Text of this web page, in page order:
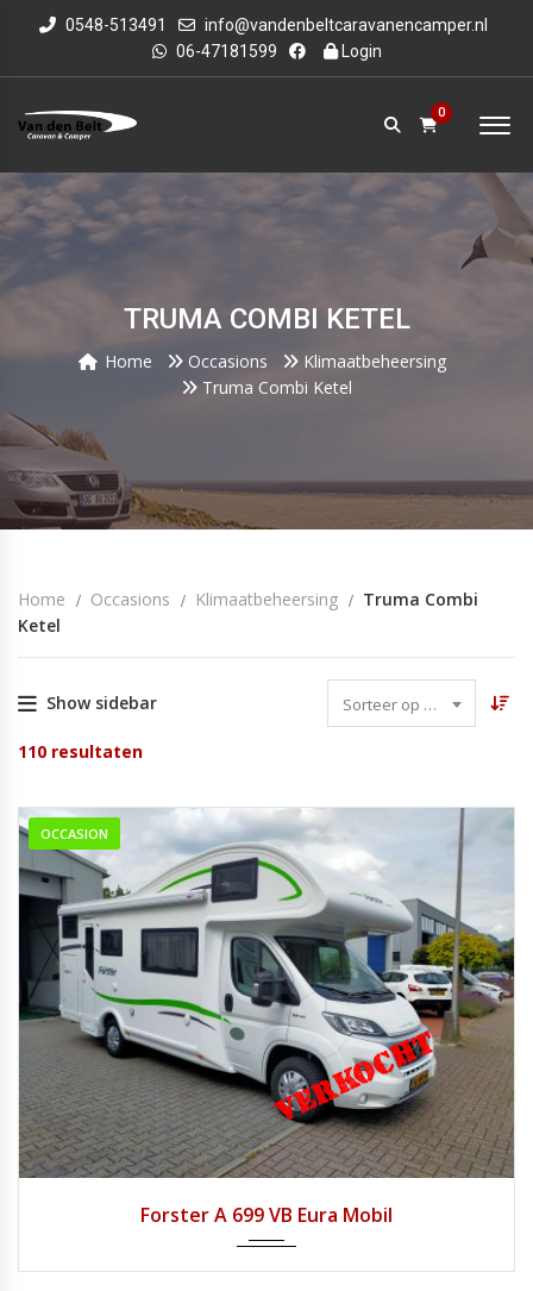
0548-513491
info@vandenbeltcaravanencamper.nl
06-47181599
Login
0
TRUMA COMBI KETEL
Home Occasions
Klimaatbeheersing
Truma Combi Ketel
Home Occasions Klimaatbeheersing
Truma Combi
Ketel
Show sidebar Sorteer op datum
110 resultaten
OCCASION
Forster A 699 VB Eura Mobil